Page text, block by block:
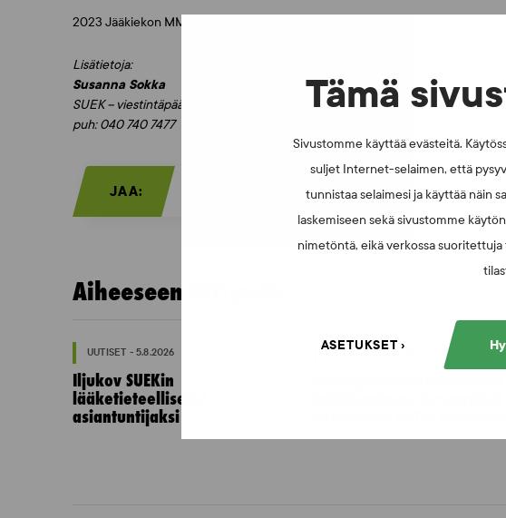
Tämä
Sivustomme käyttää evästeitä.
suljet Internet-selaimen, että
tunnistaa selaimesi ja käyttää näin
laskemiseen sekä sivustomme
nimetöntä, eikä verkossa
ASETUKSET
2023 Jääkiekon MM-kisat pelataan Suomessa Tampereella ja Latviassa Riiassa
Lisätietoja:
Susanna Sokka
SUEK – viestintäpäällikkö
puh: 040 740 7477
JAA:
Aiheeseen liittyvää:
UUTISET - 5.8.2026
Iljukov SUEKin
lääketieteelliseksi
asiantuntijaksi
UUTISET - 16.7.2026